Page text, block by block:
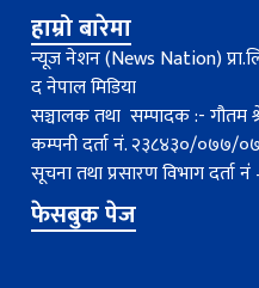
हाम्रो बारेमा
न्यूज नेशन (News Nation)
द नेपाल मिडिया
सञ्चालक तथा सम्पादक :- गौतम
कम्पनी दर्ता नं. २३८४३०/०७७/
सूचना तथा प्रसारण विभाग
फेसबुक पेज